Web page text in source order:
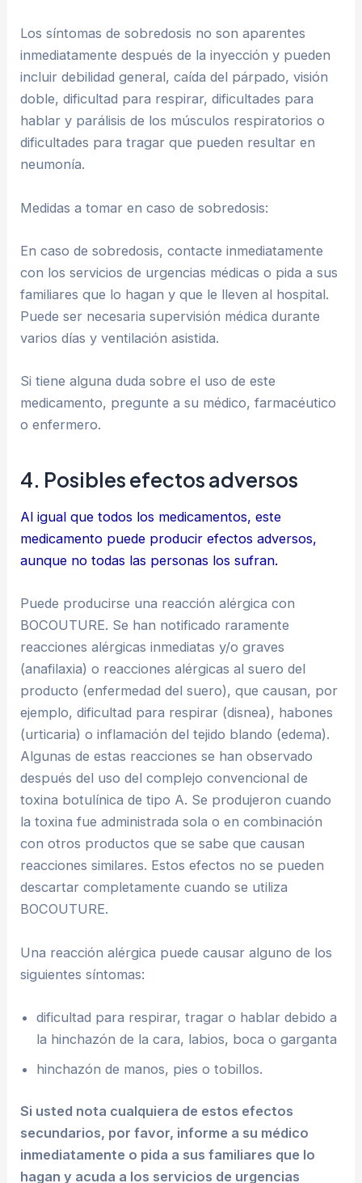
Los síntomas de sobredosis no son aparentes
inmediatamente después de la inyección y pueden
incluir debilidad general, caída del párpado, visión
doble, dificultad para respirar, dificultades para
hablar y parálisis de los músculos respiratorios o
dificultades para tragar que pueden resultar en
neumonía.
Medidas a tomar en caso de sobredosis:
En caso de sobredosis, contacte inmediatamente
con los servicios de urgencias médicas o pida a sus
familiares que lo hagan y que le lleven al hospital.
Puede ser necesaria supervisión médica durante
varios días y ventilación asistida.
Si tiene alguna duda sobre el uso de este
medicamento, pregunte a su médico, farmacéutico
o enfermero.
4. Posibles efectos adversos
Al igual que todos los medicamentos, este
medicamento puede producir efectos adversos,
aunque no todas las personas los sufran.
Puede producirse una reacción alérgica con
BOCOUTURE. Se han notificado raramente
reacciones alérgicas inmediatas y/o graves
(anafilaxia) o reacciones alérgicas al suero del
producto (enfermedad del suero), que causan, por
ejemplo, dificultad para respirar (disnea), habones
(urticaria) o inflamación del tejido blando (edema).
Algunas de estas reacciones se han observado
después del uso del complejo convencional de
toxina botulínica de tipo A. Se produjeron cuando
la toxina fue administrada sola o en combinación
con otros productos que se sabe que causan
reacciones similares. Estos efectos no se pueden
descartar completamente cuando se utiliza
BOCOUTURE.
Una reacción alérgica puede causar alguno de los
siguientes síntomas:
dificultad para respirar, tragar o hablar debido a
la hinchazón de la cara, labios, boca o garganta
hinchazón de manos, pies o tobillos.
Si usted nota cualquiera de estos efectos
secundarios, por favor, informe a su médico
inmediatamente o pida a sus familiares que lo
hagan y acuda a los servicios de urgencias